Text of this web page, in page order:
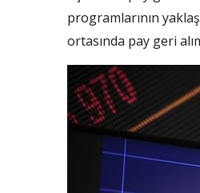
programlarının
ortasında pay geri